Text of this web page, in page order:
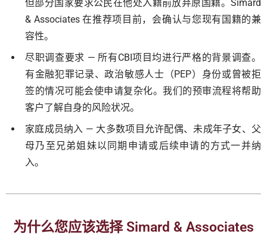
但部分国家要求公民在他处入籍前放弃原国籍。Simard
& Associates 在推荐项目前，会确认与您现有国籍的兼
容性。
尽职调查要求 — 所有CBI项目均进行严格的背景调查。
有金融犯罪记录、政治敏感人士（PEP）身份或曾被拒
签的情况可能会使申请复杂化。我们的预审流程将帮助
客户了解自身的风险状况。
家庭成员纳入 — 大多数项目允许配偶、未成年子女、父
母乃至兄弟姐妹以同期申请或后续申请的方式一并纳
入。
为什么您应该选择 Simard & Associates